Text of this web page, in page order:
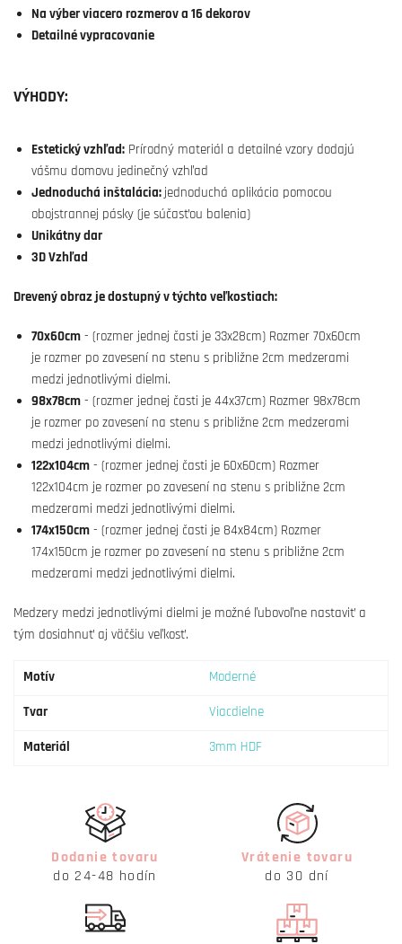
Na výber viacero rozmerov a 16 dekorov
Detailné vypracovanie
VÝHODY:
Estetický vzhľad: Prírodný materiál a detailné vzory dodajú
vášmu domovu jedinečný vzhľad
Jednoduchá inštalácia: jednoduchá aplikácia pomocou
obojstrannej pásky (je súčasťou balenia)
Unikátny dar
3D Vzhľad
Drevený obraz je dostupný v týchto veľkostiach:
70x60cm - (rozmer jednej časti je 33x28cm) Rozmer 70x60cm
je rozmer po zavesení na stenu s približne 2cm medzerami
medzi jednotlivými dielmi.
98x78cm - (rozmer jednej časti je 44x37cm) Rozmer 98x78cm
je rozmer po zavesení na stenu s približne 2cm medzerami
medzi jednotlivými dielmi.
122x104cm - (rozmer jednej časti je 60x60cm) Rozmer
122x104cm je rozmer po zavesení na stenu s približne 2cm
medzerami medzi jednotlivými dielmi.
174x150cm - (rozmer jednej časti je 84x84cm) Rozmer
174x150cm je rozmer po zavesení na stenu s približne 2cm
medzerami medzi jednotlivými dielmi.
Medzery medzi jednotlivými dielmi je možné ľubovoľne nastaviť a
tým dosiahnuť aj väčšiu veľkosť.
Motív Moderné
Tvar Viacdielne
Materiál 3mm HDF
Dodanie tovaru
do 24-48 hodín
Vrátenie tovaru
do 30 dní